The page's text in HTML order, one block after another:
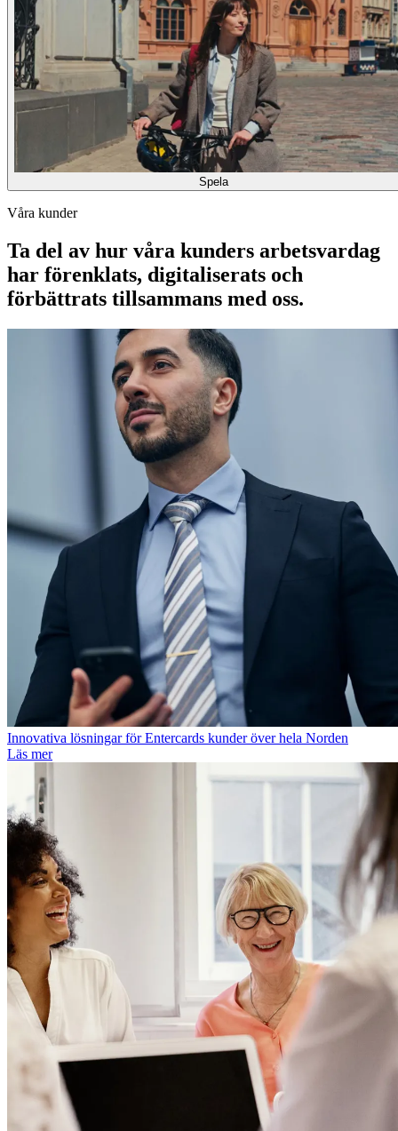
Spela
Våra kunder
Ta del av hur våra kunders arbetsvardag
har förenklats, digitaliserats och
förbättrats tillsammans med oss.
Innovativa lösningar för Entercards kunder över hela Norden
Läs mer